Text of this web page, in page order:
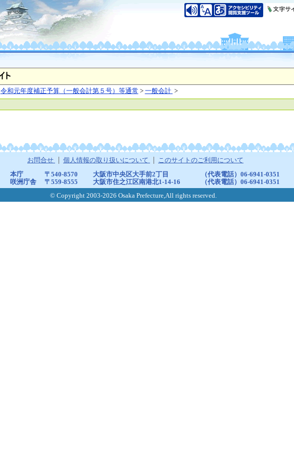
令和元年度補正予算（一般会計第５号）等通常 > 一般会計 >
お問合せ 個人情報の取り扱いについて このサイトのご利用について
本庁 〒540-8570 大阪市中央区大手前2丁目
（代表電話）06-6941-0351
咲洲庁舎
〒559-8555 大阪市住之江区南港北1-14-16
（代表電話）06-6941-0351
© Copyright 2003-2026 Osaka Prefecture,All rights reserved.